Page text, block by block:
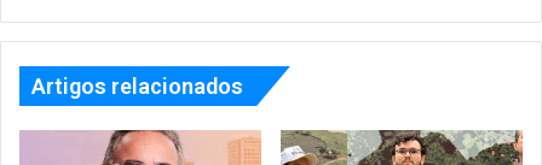
Artigos relacionados